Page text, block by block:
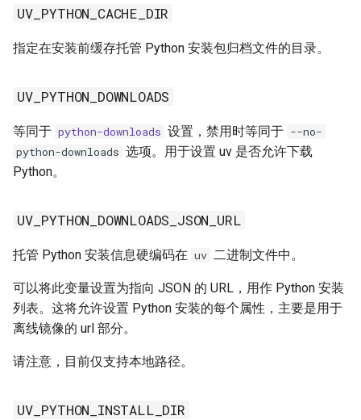
UV_PYTHON_CACHE_DIR
指定在安装前缓存托管 Python 安装包归档文件的目录。
UV_PYTHON_DOWNLOADS
等同于 python-downloads 设置，禁用时等同于 --no-
python-downloads 选项。用于设置 uv 是否允许下载
Python。
UV_PYTHON_DOWNLOADS_JSON_URL
托管 Python 安装信息硬编码在 uv 二进制文件中。
可以将此变量设置为指向 JSON 的 URL，用作 Python 安装
列表。这将允许设置 Python 安装的每个属性，主要是用于
离线镜像的 url 部分。
请注意，目前仅支持本地路径。
UV_PYTHON_INSTALL_DIR